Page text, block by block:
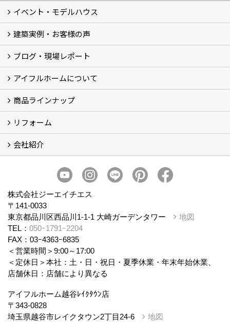
イベント・モデルハウス
イベント
モデルハウス見学
建築実例・お客様の声
建築実例
お客様の声
ブログ・現場レポート
ブログ
現場レポート
アイフルホームについて
アイフルホームについて (5)
商品ラインナップ
商品ラインナップ
リフォーム
まるごと断熱リフォーム
イベント情報
施工事例
会社紹介
スタッフ紹介
個人情報保護方針
株式会社ジーエイチエス
〒141-0033
東京都品川区西品川1-1-1 大崎ガーデンタワー
地図
TEL： 050ｰ1791ｰ2204
FAX：03ｰ4363ｰ6835
＜営業時間＞9:00～17:00
＜定休日＞本社：土・日・祝日・夏季休業・年末年始休業、
店舗休日：店舗により異なる
アイフルホーム越谷ﾚｲｸﾀｳﾝ店
〒343-0828
埼玉県越谷市レイクタウン2丁目24-6
地図